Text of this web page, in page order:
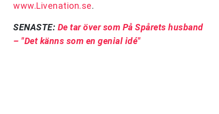
www.Livenation.se.
SENASTE: De tar över som På Spårets husband
– "Det känns som en genial idé"